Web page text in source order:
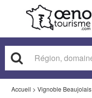
Accueil > Vignoble Beaujolais